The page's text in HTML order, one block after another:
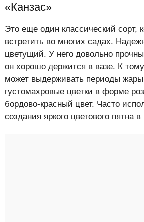
«Канзас»
Это еще один классический сорт,
встретить во многих садах.
цветущий. У него довольно
он хорошо держится в вазе. К
может выдерживать периоды
густомахровые цветки в форме
бордово-красный цвет. Часто
создания яркого цветового пятна